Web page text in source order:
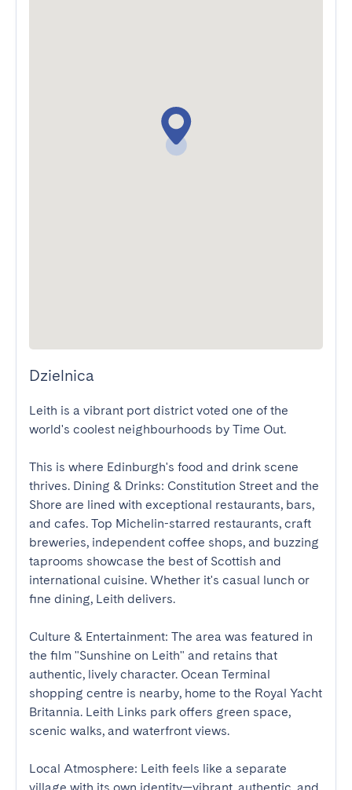
Dzielnica
Leith is a vibrant port district voted one of the
world's coolest neighbourhoods by Time Out.
This is where Edinburgh's food and drink scene
thrives. Dining & Drinks: Constitution Street and the
Shore are lined with exceptional restaurants, bars,
and cafes. Top Michelin-starred restaurants, craft
breweries, independent coffee shops, and buzzing
taprooms showcase the best of Scottish and
international cuisine. Whether it's casual lunch or
fine dining, Leith delivers.
Culture & Entertainment: The area was featured in
the film "Sunshine on Leith" and retains that
authentic, lively character. Ocean Terminal
shopping centre is nearby, home to the Royal Yacht
Britannia. Leith Links park offers green space,
scenic walks, and waterfront views.
Local Atmosphere: Leith feels like a separate